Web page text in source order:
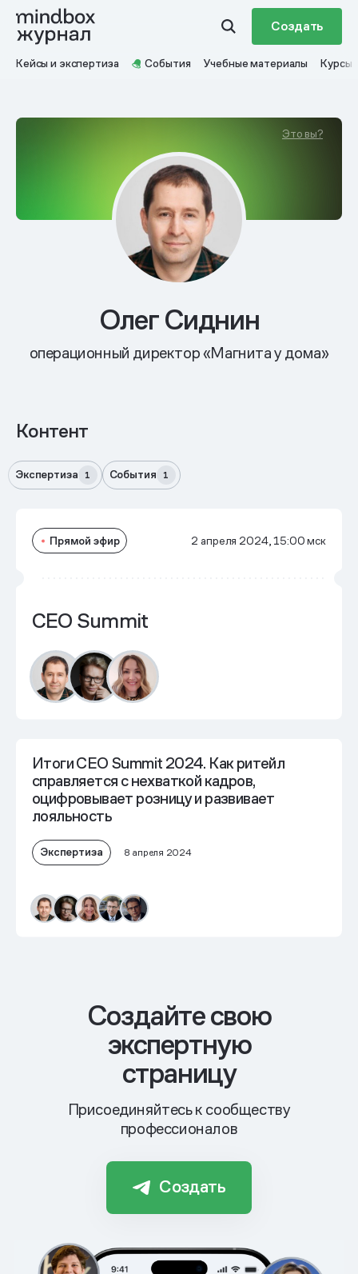
Создать
Кейсы и экспертиза События Учебные материалы Курсы
Это вы?
Олег Сиднин
операционный директор «Магнита у дома»
Контент
Экспертиза 1 События 1
Прямой эфир 2 апреля 2024, 15:00 мск
CEO Summit
Итоги CEO Summit 2024. Как ритейл
справляется с нехваткой кадров,
оцифровывает розницу и развивает
лояльность
Экспертиза 8 апреля 2024
Cоздайте свою
экспертную
страницу
Присоединяйтесь к сообществу
профессионалов
Создать